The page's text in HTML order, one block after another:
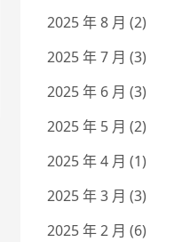
2025 年 8 月 (2)
2025 年 7 月 (3)
2025 年 6 月 (3)
2025 年 5 月 (2)
2025 年 4 月 (1)
2025 年 3 月 (3)
2025 年 2 月 (6)